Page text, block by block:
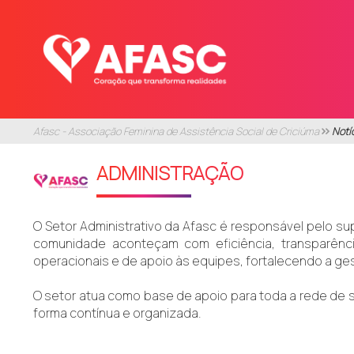
Afasc - Associação Feminina de Assistência Social de Criciúma
ADMINISTRAÇÃO
O Setor Administrativo da Afasc é responsável pelo
comunidade aconteçam com eficiência,
operacionais e de apoio às equipes, fortalecendo a
O setor atua como base de apoio para toda a rede
forma contínua e organizada.